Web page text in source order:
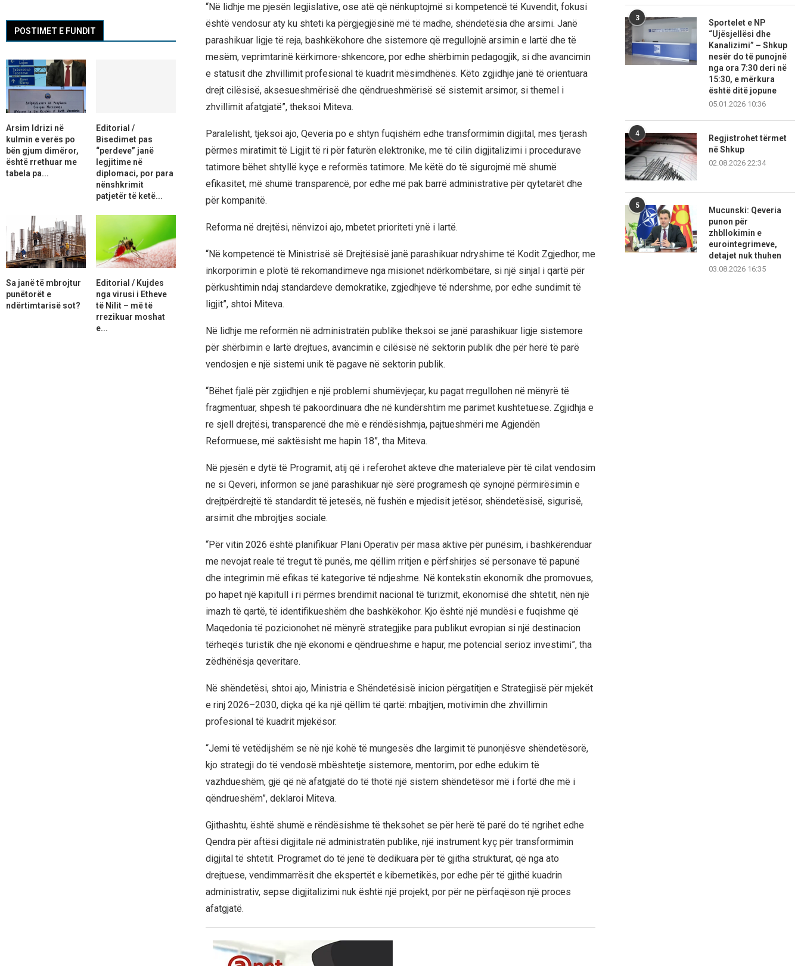
“Në lidhje me pjesën legjislative, ose atë që nënkuptojmë si kompetencë të Kuvendit, fokusi
është vendosur aty ku shteti ka përgjegjësinë më të madhe, shëndetësia dhe arsimi. Janë
parashikuar ligje të reja, bashkëkohore dhe sistemore që rregullojnë arsimin e lartë dhe të
mesëm, veprimtarinë kërkimore-shkencore, por edhe shërbimin pedagogjik, si dhe avancimin
e statusit dhe zhvillimit profesional të kuadrit mësimdhënës. Këto zgjidhje janë të orientuara
drejt cilësisë, aksesueshmërisë dhe qëndrueshmërisë së sistemit arsimor, si themel i
zhvillimit afatgjatë”, theksoi Miteva.
Paralelisht, tjeksoi ajo, Qeveria po e shtyn fuqishëm edhe transformimin digjital, mes tjerash
përmes miratimit të Ligjit të ri për faturën elektronike, me të cilin digjitalizimi i procedurave
tatimore bëhet shtyllë kyçe e reformës tatimore. Me këtë do të sigurojmë më shumë
efikasitet, më shumë transparencë, por edhe më pak barrë administrative për qytetarët dhe
për kompanitë.
Reforma në drejtësi, nënvizoi ajo, mbetet prioriteti ynë i lartë.
“Në kompetencë të Ministrisë së Drejtësisë janë parashikuar ndryshime të Kodit Zgjedhor, me
inkorporimin e plotë të rekomandimeve nga misionet ndërkombëtare, si një sinjal i qartë për
përkushtimin ndaj standardeve demokratike, zgjedhjeve të ndershme, por edhe sundimit të
ligjit”, shtoi Miteva.
Në lidhje me reformën në administratën publike theksoi se janë parashikuar ligje sistemore
për shërbimin e lartë drejtues, avancimin e cilësisë në sektorin publik dhe për herë të parë
vendosjen e një sistemi unik të pagave në sektorin publik.
“Bëhet fjalë për zgjidhjen e një problemi shumëvjeçar, ku pagat rregullohen në mënyrë të
fragmentuar, shpesh të pakoordinuara dhe në kundërshtim me parimet kushtetuese. Zgjidhja e
re sjell drejtësi, transparencë dhe më e rëndësishmja, pajtueshmëri me Agjendën
Reformuese, më saktësisht me hapin 18”, tha Miteva.
Në pjesën e dytë të Programit, atij që i referohet akteve dhe materialeve për të cilat vendosim
ne si Qeveri, informon se janë parashikuar një sërë programesh që synojnë përmirësimin e
drejtpërdrejtë të standardit të jetesës, në fushën e mjedisit jetësor, shëndetësisë, sigurisë,
arsimit dhe mbrojtjes sociale.
“Për vitin 2026 është planifikuar Plani Operativ për masa aktive për punësim, i bashkërenduar
me nevojat reale të tregut të punës, me qëllim rritjen e përfshirjes së personave të papunë
dhe integrimin më efikas të kategorive të ndjeshme. Në kontekstin ekonomik dhe promovues,
po hapet një kapitull i ri përmes brendimit nacional të turizmit, ekonomisë dhe shtetit, nën një
imazh të qartë, të identifikueshëm dhe bashkëkohor. Kjo është një mundësi e fuqishme që
Maqedonia të pozicionohet në mënyrë strategjike para publikut evropian si një destinacion
tërheqës turistik dhe një ekonomi e qëndrueshme e hapur, me potencial serioz investimi”, tha
zëdhënësja qeveritare.
Në shëndetësi, shtoi ajo, Ministria e Shëndetësisë inicion përgatitjen e Strategjisë për mjekët
e rinj 2026–2030, diçka që ka një qëllim të qartë: mbajtjen, motivimin dhe zhvillimin
profesional të kuadrit mjekësor.
“Jemi të vetëdijshëm se në një kohë të mungesës dhe largimit të punonjësve shëndetësorë,
kjo strategji do të vendosë mbështetje sistemore, mentorim, por edhe edukim të
vazhdueshëm, gjë që në afatgjatë do të thotë një sistem shëndetësor më i fortë dhe më i
qëndrueshëm”, deklaroi Miteva.
Gjithashtu, është shumë e rëndësishme të theksohet se për herë të parë do të ngrihet edhe
Qendra për aftësi digjitale në administratën publike, një instrument kyç për transformimin
digjital të shtetit. Programet do të jenë të dedikuara për të gjitha strukturat, që nga ato
drejtuese, vendimmarrësit dhe ekspertët e kibernetikës, por edhe për të gjithë kuadrin
administrativ, sepse digjitalizimi nuk është një projekt, por për ne përfaqëson një proces
afatgjatë.
3
Sportelet e NP
“Ujësjellësi dhe
Kanalizimi” – Shkup
nesër do të punojnë
nga ora 7:30 deri në
15:30, e mërkura
është ditë jopune
05.01.2026 10:36
4
Regjistrohet tërmet
në Shkup
02.08.2026 22:34
5
Mucunski: Qeveria
punon për
zhbllokimin e
eurointegrimeve,
detajet nuk thuhen
03.08.2026 16:35
POSTIMET E FUNDIT
Arsim Idrizi në
kulmin e verës po
bën gjum dimëror,
është rrethuar me
tabela pa...
Editorial /
Bisedimet pas
“perdeve” janë
legjitime në
diplomaci, por para
nënshkrimit
patjetër të ketë...
Sa janë të mbrojtur
punëtorët e
ndërtimtarisë sot?
Editorial / Kujdes
nga virusi i Etheve
të Nilit – më të
rrezikuar moshat
e...